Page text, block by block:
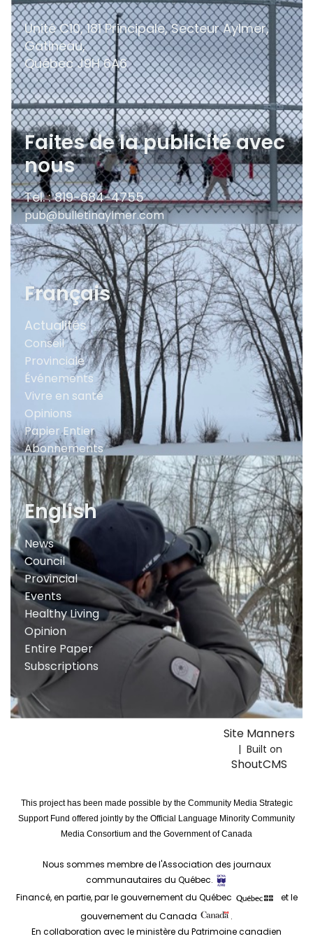
Unité C10, 181 Principale, Secteur Aylmer,
Gatineau,
QuébecJ9H 6A6
Faites de la publicité avec
nous
Tel. : 819-684-4755
pub@bulletinaylmer.com
Français
Actualités
Conseil
Provinciale
Événements
Vivre en santé
Opinions
Papier Entier
Abonnements
English
News
Council
Provincial
Events
Healthy Living
Opinion
Entire Paper
Subscriptions
Site Manners
| Built on
ShoutCMS
This project has been made possible by the Community Media Strategic
Support Fund offered jointly by the Official Language Minority Community
Media Consortium and the Government of Canada
Nous sommes membre de l'Association des journaux
communautaires du Québec.
Financé, en partie, par le gouvernement du Québec
et le
gouvernement du Canada
.
En collaboration avec le ministère du Patrimoine canadien